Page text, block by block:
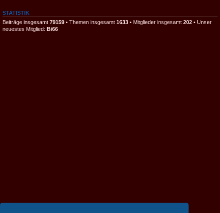
STATISTIK
Beiträge insgesamt 79159 • Themen insgesamt 1633 • Mitglieder insgesamt 202 • Unser
neuestes Mitglied: Bi66